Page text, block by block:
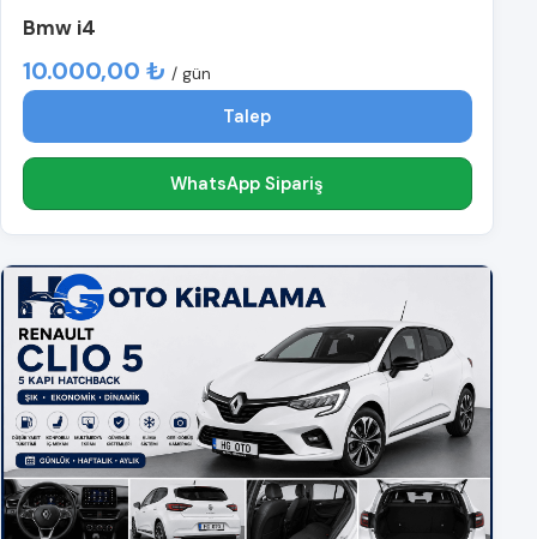
Bmw i4
10.000,00 ₺ / gün
Talep
WhatsApp Sipariş